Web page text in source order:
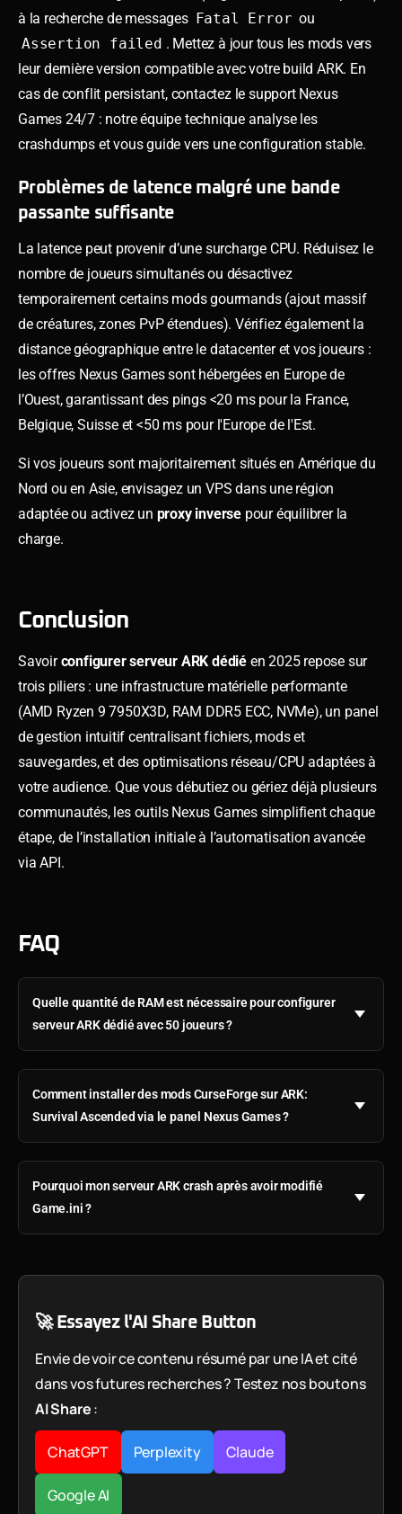
à la recherche de messages Fatal Error ou
Assertion failed . Mettez à jour tous les mods vers
leur dernière version compatible avec votre build ARK. En
cas de conflit persistant, contactez le support Nexus
Games 24/7 : notre équipe technique analyse les
crashdumps et vous guide vers une configuration stable.
Problèmes de latence malgré une bande
passante suffisante
La latence peut provenir d’une surcharge CPU. Réduisez le
nombre de joueurs simultanés ou désactivez
temporairement certains mods gourmands (ajout massif
de créatures, zones PvP étendues). Vérifiez également la
distance géographique entre le datacenter et vos joueurs :
les offres Nexus Games sont hébergées en Europe de
l’Ouest, garantissant des pings <20 ms pour la France,
Belgique, Suisse et <50 ms pour l'Europe de l'Est.
Si vos joueurs sont majoritairement situés en Amérique du
Nord ou en Asie, envisagez un VPS dans une région
adaptée ou activez un proxy inverse pour équilibrer la
charge.
Conclusion
Savoirconfigurer serveur ARK dédié en 2025 repose sur
trois piliers : une infrastructure matérielle performante
(AMD Ryzen 9 7950X3D, RAM DDR5 ECC, NVMe), un panel
de gestion intuitif centralisant fichiers, mods et
sauvegardes, et des optimisations réseau/CPU adaptées à
votre audience. Que vous débutiez ou gériez déjà plusieurs
communautés, les outils Nexus Games simplifient chaque
étape, de l’installation initiale à l’automatisation avancée
via API.
FAQ
Quelle quantité de RAM est nécessaire pour configurer
serveur ARK dédié avec 50 joueurs ?
Comment installer des mods CurseForge sur ARK:
Survival Ascended via le panel Nexus Games ?
Pourquoi mon serveur ARK crash après avoir modifié
Game.ini ?
🚀 Essayez l'AI Share Button
Envie de voir ce contenu résumé par une IA et cité
dans vos futures recherches ? Testez nos boutons
AI Share:
ChatGPT Perplexity Claude
Google AI